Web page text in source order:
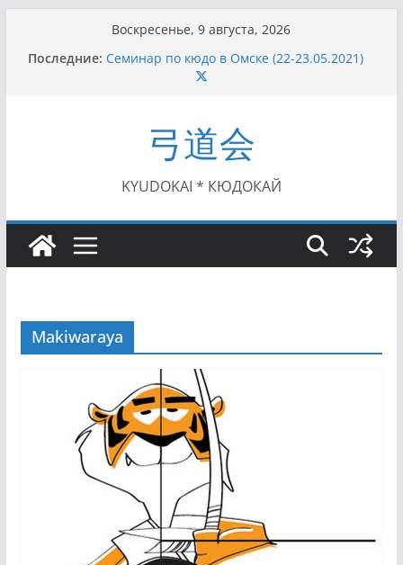
содержимому
Воскресенье, 9 августа, 2026
Последние: Семинар по кюдо в Омске (22-23.05.2021)
Чемпионат Росcии, Дёмино (2-5.09.2021)
II Кубок Посла Японии в России по Кюдо,
Орёл (25.07.2021)
I этап Кубка Московской области по Кюдо /
Сейдокан II (27.06.2021)
弓道会
KYUDOKAI * КЮДОКАЙ
Makiwaraya